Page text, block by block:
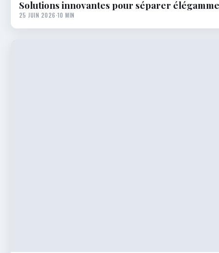
Solutions innovantes pour séparer
25 JUIN 2026·10 MIN